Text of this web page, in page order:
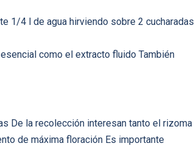
1/4 l de agua hirviendo sobre 2 cucharadas
como el extracto fluido También
De la recolección interesan tanto el rizoma
de máxima floración Es importante